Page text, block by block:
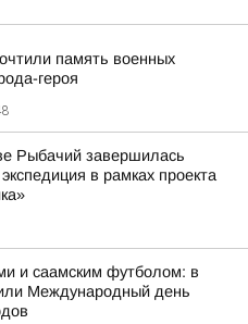
память военных
героя
Рыбачий завершилась
в рамках проекта
и саамским футболом: в
Международный день